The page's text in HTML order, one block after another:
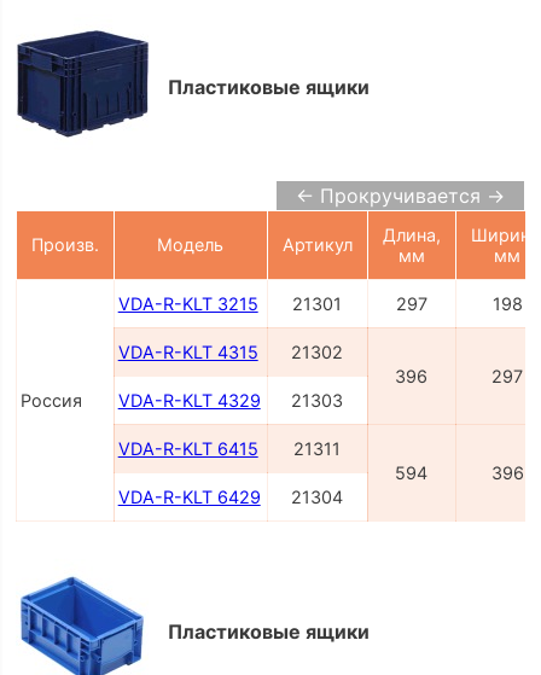
Пластиковые ящики
← Прокручивается →
Произв. Модель Артикул
Длина,
мм
мм
Россия
VDA-R-KLT 3215 21301 297 198
VDA-R-KLT 4315
21302
396
297
VDA-R-KLT 4329
21303
VDA-R-KLT 6415
21311
594
396
VDA-R-KLT 6429
21304
Пластиковые ящики